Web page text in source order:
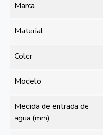
Marca
Material
Color
Modelo
Medida de entrada de
agua (mm)